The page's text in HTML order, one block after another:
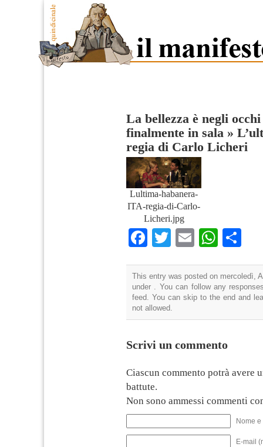
La bellezza è negli
finalmente in sala »
regia di Carlo Licheri
Lultima-habanera-
ITA-regia-di-Carlo-
Licheri.jpg
Facebook
TwitterEmail
This entry was posted on mercoledì,
under . You can follow any
feed. You can skip to the end and
not allowed.
Scrivi un commento
Ciascun commento potrà avere
battute.
Non sono ammessi commenti
Nome
E-mail